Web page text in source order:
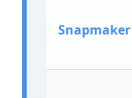
Snapmaker